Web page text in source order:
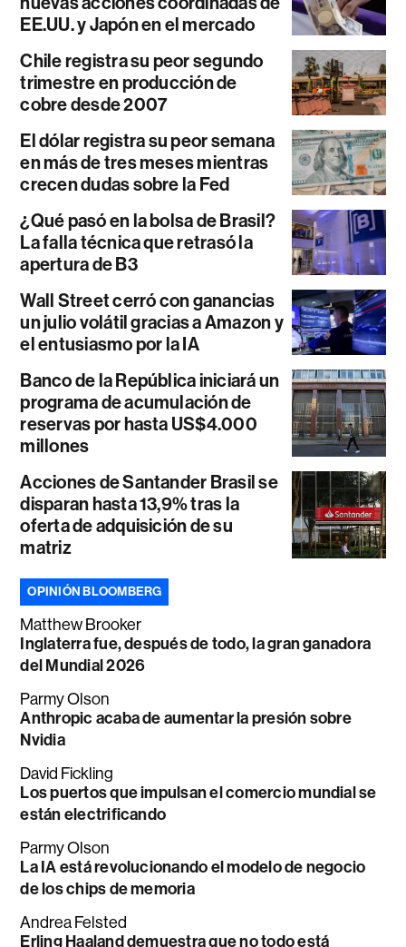
EE.UU. y Japón en el mercado
Chile registra su peor segundo
trimestre en producción de
cobre desde 2007
El dólar registra su peor semana
en más de tres meses mientras
crecen dudas sobre la Fed
¿Qué pasó en la bolsa de Brasil?
La falla técnica que retrasó la
apertura de B3
Wall Street cerró con ganancias
un julio volátil gracias a Amazon y
el entusiasmo por la IA
Banco de la República iniciará un
programa de acumulación de
reservas por hasta US$4.000
millones
Acciones de Santander Brasil se
disparan hasta 13,9% tras la
oferta de adquisición de su
matriz
OPINIÓN BLOOMBERG
Matthew Brooker
Inglaterra fue, después de todo, la gran ganadora
del Mundial 2026
Parmy Olson
Anthropic acaba de aumentar la presión sobre
Nvidia
David Fickling
Los puertos que impulsan el comercio mundial se
están electrificando
Parmy Olson
La IA está revolucionando el modelo de negocio
de los chips de memoria
Andrea Felsted
Erling Haaland demuestra que no todo está